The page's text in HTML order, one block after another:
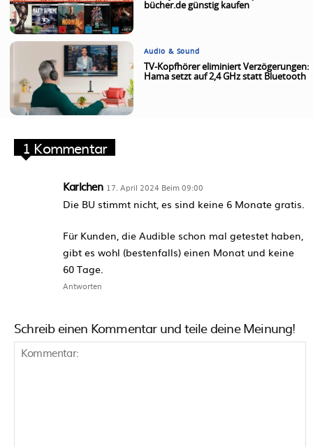
bücher.de günstig kaufen
Audio & Sound
TV-Kopfhörer eliminiert Verzögerungen:
Hama setzt auf 2,4 GHz statt Bluetooth
1 Kommentar
Karlchen 17. April 2024 Beim 09:00
Die BU stimmt nicht, es sind keine 6 Monate gratis.
Für Kunden, die Audible schon mal getestet haben,
gibt es wohl (bestenfalls) einen Monat und keine
60 Tage.
Antworten
Schreib einen Kommentar und teile deine Meinung!